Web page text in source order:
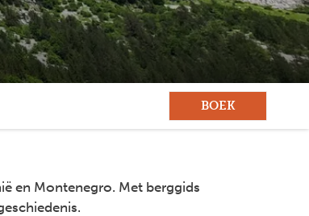
BOEK
en Montenegro. Met berggids